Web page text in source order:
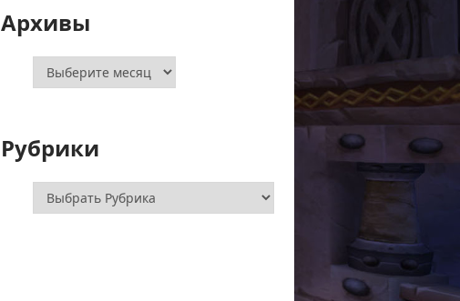
Архивы
Архивы
Рубрики
Рубрики